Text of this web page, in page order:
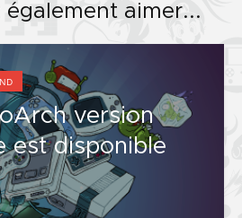
également aimer...
version
est disponible